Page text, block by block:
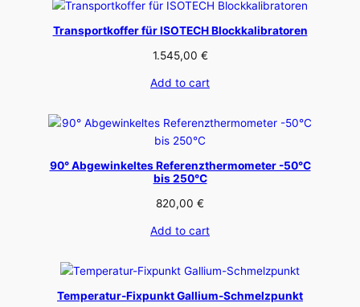
Transportkoffer für ISOTECH Blockkalibratoren
1.545,00 €
Add to cart
90° Abgewinkeltes Referenzthermometer -50°C
bis 250°C
820,00 €
Add to cart
Temperatur-Fixpunkt Gallium-Schmelzpunkt